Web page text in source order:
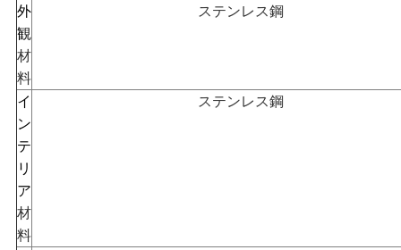
を
依
頼
地
図
外
観
材
料
ステンレス鋼
イ
ン
テ
リ
ア
材
料
ステンレス鋼